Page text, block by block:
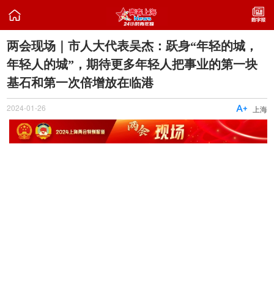

两会现场｜市人大代表吴杰：跃身“年轻的城，
年轻人的城”，期待更多年轻人把事业的第一块
基石和第一次倍增放在临港
2024-01-26 上海
